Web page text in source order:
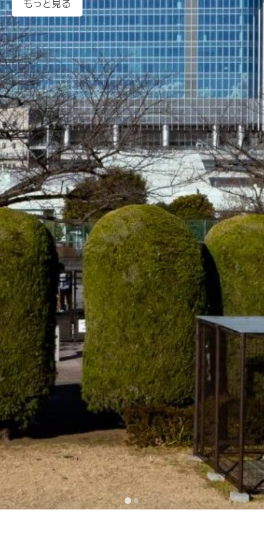
もっと見る